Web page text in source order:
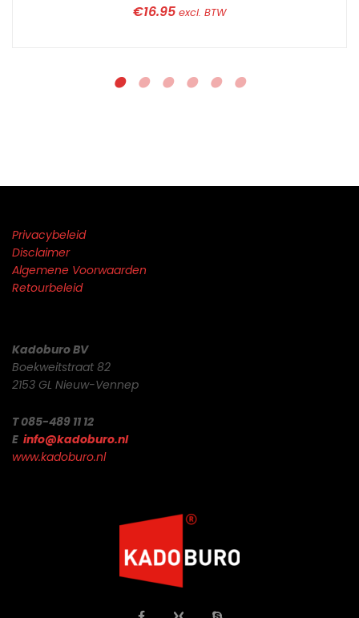
€16.95 excl. BTW
Privacybeleid
Disclaimer
Algemene Voorwaarden
Retourbeleid
Kadoburo BV
Boekweitstraat 82
2153 GL Nieuw-Vennep
T 085-489 11 12
E info@kadoburo.nl
www.kadoburo.nl